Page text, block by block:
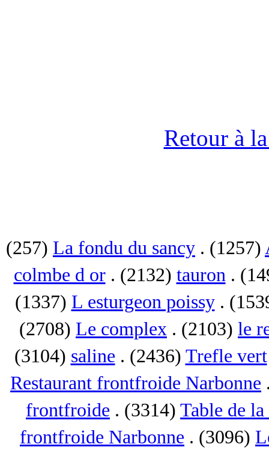
Retour à
(257) La fondu du sancy . (1257)
colmbe d or. (2132) tauron.
(1337) L esturgeon poissy.
(2708) Le complex . (2103) le
(3104) saline . (2436) Trefle vert
Restaurant frontfroide Narbonne
frontfroide . (3314) Table de
frontfroide Narbonne . (3096)